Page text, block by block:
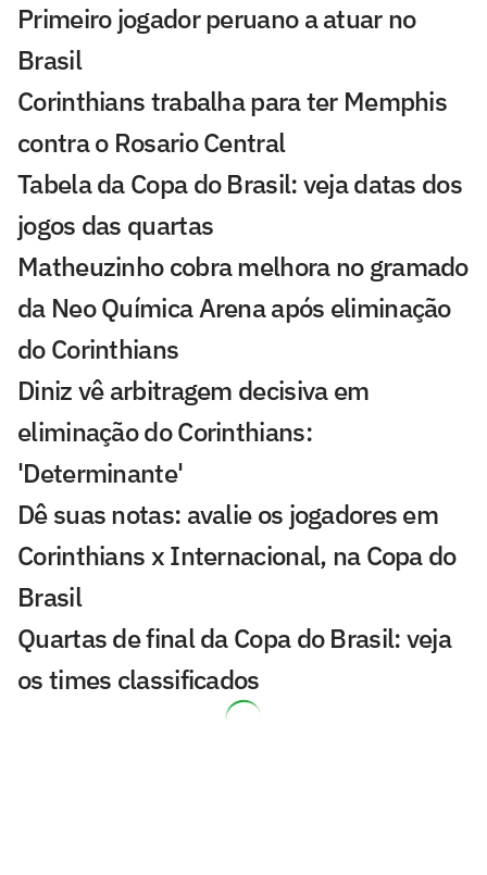
Primeiro jogador peruano a atuar no
Brasil
Corinthians trabalha para ter Memphis
contra o Rosario Central
Tabela da Copa do Brasil: veja datas dos
jogos das quartas
Matheuzinho cobra melhora no gramado
da Neo Química Arena após eliminação
do Corinthians
Diniz vê arbitragem decisiva em
eliminação do Corinthians:
'Determinante'
Dê suas notas: avalie os jogadores em
Corinthians x Internacional, na Copa do
Brasil
Quartas de final da Copa do Brasil: veja
os times classificados
Corinthians vence, mas é eliminado pelo